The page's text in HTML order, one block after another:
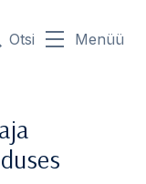
Otsi Menüü